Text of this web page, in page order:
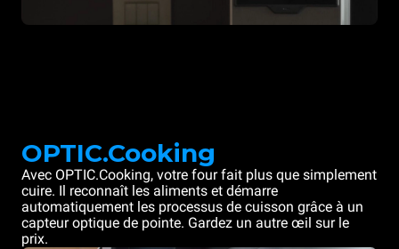
OPTIC.Cooking
Avec OPTIC.Cooking, votre four fait plus que simplement
cuire. Il reconnaît les aliments et démarre
automatiquement les processus de cuisson grâce à un
capteur optique de pointe. Gardez un autre œil sur le
prix.